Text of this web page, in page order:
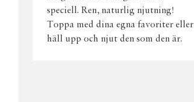
speciell. Ren, naturlig njutning!
Toppa med dina egna favoriter eller
häll upp och njut den som den är.